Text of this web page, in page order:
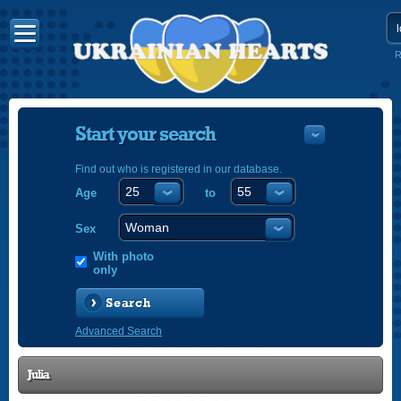
Start your search
Find out who is registered in our database.
Age to
Sex
With photo
only
Search
Advanced Search
Julia